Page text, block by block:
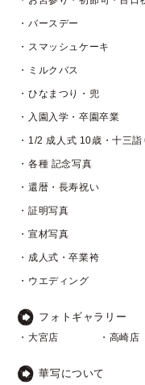
・バースデー
・スマッシュケーキ
・ミルクバス
・ひなまつり・兜
・入園入学・卒園卒業
・1/2 成人式 10歳・十三
・各種 記念写真
・還暦・長寿祝い
・証明写真
・宣材写真
・成人式・卒業袴
・ウエディング
フォトギャラリー
・大宮店 ・高崎店
華写について